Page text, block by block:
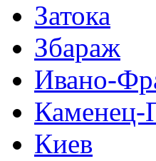
Затока
Збараж
Ивано-
Каменец-
Киев